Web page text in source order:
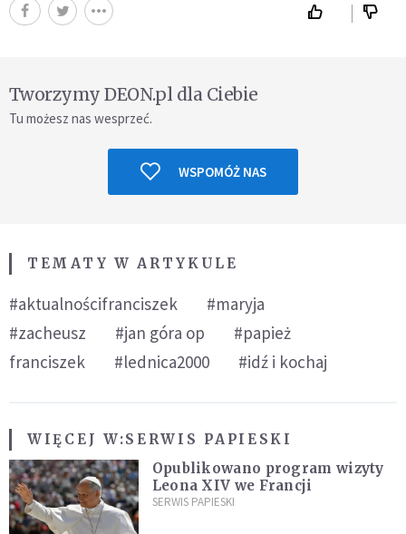
Tworzymy DEON.pl dla Ciebie
Tu możesz nas wesprzeć.
WSPOMÓŻ NAS
TEMATY W ARTYKULE
#aktualnościfranciszek
#maryja
#zacheusz
#jan góra op
#papież
franciszek
#lednica2000 #idź i kochaj
WIĘCEJ W:SERWIS PAPIESKI
Opublikowano program wizyty
Leona XIV we Francji
SERWIS PAPIESKI